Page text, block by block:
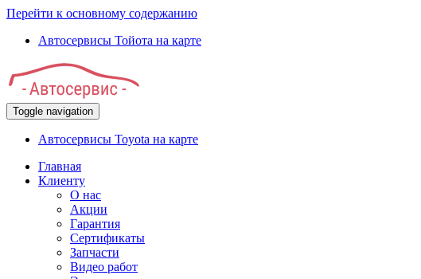
Перейти к основному содержанию
Автосервисы Тойота на карте
Toggle navigation
Автосервисы Toyota на карте
Главная
Клиенту
О нас
Акции
Гарантия
Сертификаты
Запчасти
Видео работ